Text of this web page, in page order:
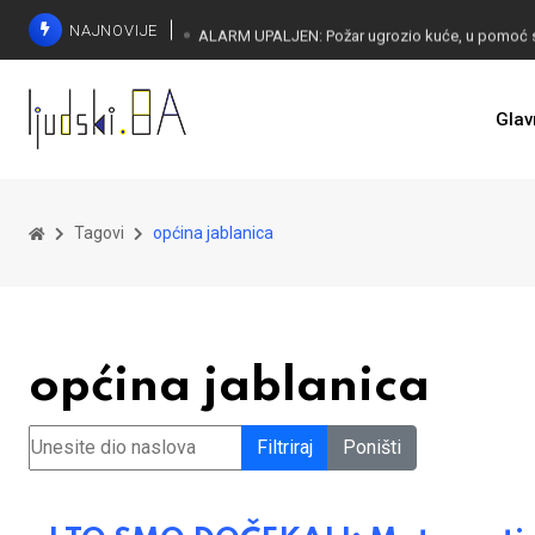
NAJNOVIJE
Tagovi općina jablanica
općina jablanica
Unesite dio naslova Filtriraj Poništi